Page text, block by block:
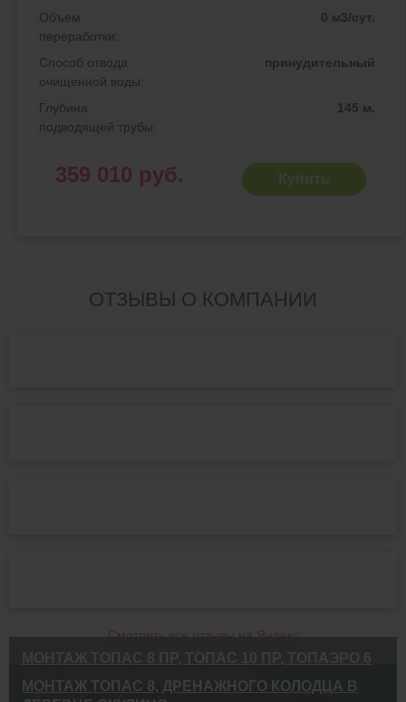
Объем
переработки:
0 м3/сут.
Способ отвода
очищенной воды:
принудительный
Глубина
подводящей трубы:
145 м.
359 010 руб. Купить
ОТЗЫВЫ О КОМПАНИИ
Смотреть все отзывы на Яндекс
ВЫПОЛНЕННЫЕ РАБОТЫ
МОНТАЖ ТОПАС 8 ПР, ТОПАС 10 ПР, ТОПАЭРО 6
ПР В ДЕРЕВНЕ КРИВАЯ КЛЕТКА
МОНТАЖ ТОПАС 8, ДРЕНАЖНОГО КОЛОДЦА В